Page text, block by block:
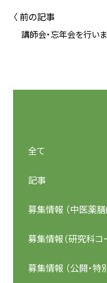
〈 前の記事
講師会・忘年会を行い
全て
記事
募集情報 （中医薬膳
募集情報（研究科コ
募集情報 （公開・特